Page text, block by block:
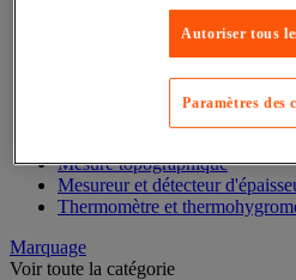
Instrument de mesure de
Mesure de distance
Mesure de la vitesse
Mesure de l'environnement
Mesure d'électricité
Mesure topographique
Mesureur et détecteur
Thermomètre et
Marquage
Voir toute la catégorie
Autoriser tous
Paramètres des